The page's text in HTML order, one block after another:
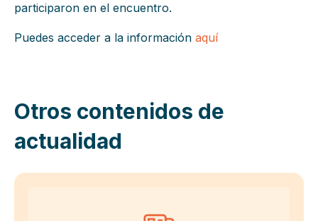
participaron en el encuentro.
Puedes acceder a la información aquí
Otros contenidos de
actualidad